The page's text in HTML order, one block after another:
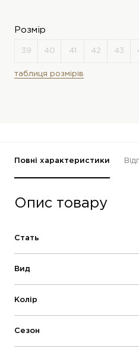
Розмір
таблиця розмірів
Повні характеристики
Опис товару
Стать
Вид
Колір
Сезон